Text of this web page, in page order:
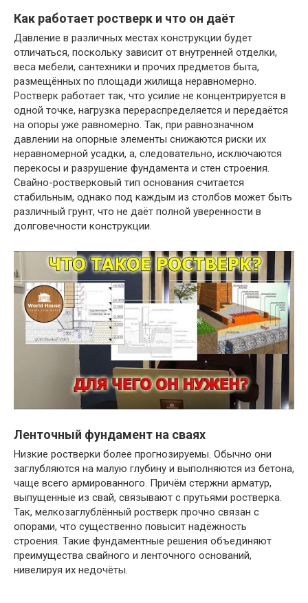
Как работает ростверк и что он даёт
Давление в различных местах конструкции будет
отличаться, поскольку зависит от внутренней отделки,
веса мебели, сантехники и прочих предметов быта,
размещённых по площади жилища неравномерно.
Ростверк работает так, что усилие не концентрируется в
одной точке, нагрузка перераспределяется и передаётся
на опоры уже равномерно. Так, при равнозначном
давлении на опорные элементы снижаются риски их
неравномерной усадки, а, следовательно, исключаются
перекосы и разрушение фундамента и стен строения.
Свайно-ростверковый тип основания считается
стабильным, однако под каждым из столбов может быть
различный грунт, что не даёт полной уверенности в
долговечности конструкции.
Ленточный фундамент на сваях
Низкие ростверки более прогнозируемы. Обычно они
заглубляются на малую глубину и выполняются из бетона,
чаще всего армированного. Причём стержни арматур,
выпущенные из свай, связывают с прутьями ростверка.
Так, мелкозаглублённый ростверк прочно связан с
опорами, что существенно повысит надёжность
строения. Такие фундаментные решения объединяют
преимущества свайного и ленточного оснований,
нивелируя их недочёты.